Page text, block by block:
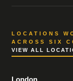
LOCATIONS
ACROSS SIX
VIEW ALL
London